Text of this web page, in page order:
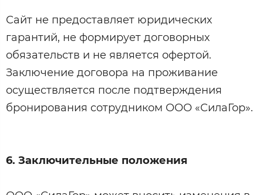
Сайт не предоставляет юридических
гарантий, не формирует договорных
обязательств и не является офертой.
Заключение договора на проживание
осуществляется после подтверждения
бронирования сотрудником ООО «СилаГор».
6. Заключительные положения